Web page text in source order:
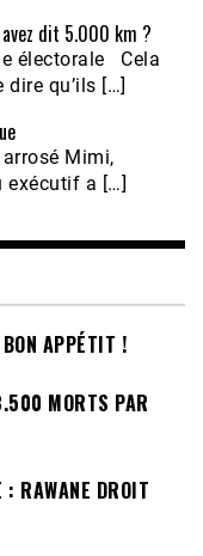
avez dit 5.000 km ?
électorale Cela
qu’ils […]
arrosé Mimi,
exécutif a […]
APPÉTIT !
MORTS PAR
: RAWANE DROIT